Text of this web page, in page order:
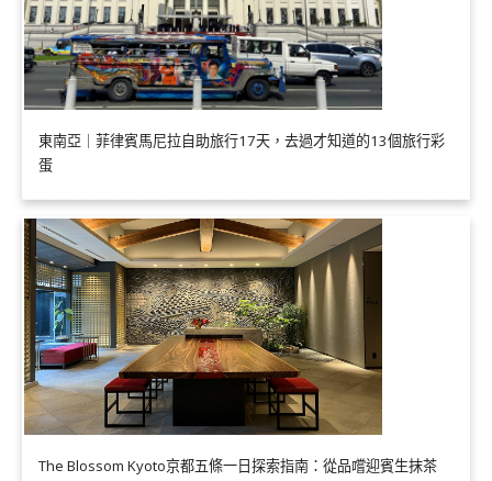
東南亞｜菲律賓馬尼拉自助旅行17天，去過才知道的13個旅行彩
蛋
The Blossom Kyoto京都五條一日探索指南：從品嚐迎賓生抹茶